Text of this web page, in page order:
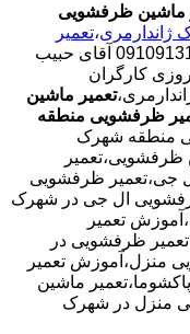
ماشین ظرفشویی
ژاندارمری،تعمیر
09109131734 آقای حبیب
کارگران
تعمیر ماشین
ظرفشویی منطقه
منطقه شهرک
ظرفشویی،تعمیر
جی،تعمیر ظرفشویی
ال جی در شهرک
تعمیر
ظرفشویی در
منزل،آموزش تعمیر
ماشین
منزل در شهرک